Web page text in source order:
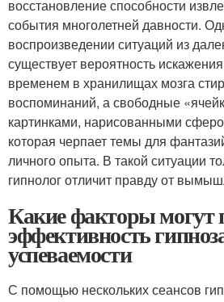
восстановление способности
события многолетней давности.
воспроизведении ситуаций из
существует вероятность
временем в хранилищах мозга
воспоминаний, а свободные
картинками, нарисованными
которая черпает темы для
личного опыта. В такой ситуации
гипнолог отличит правду от
Какие факторы могут
эффективность
успеваемости
С помощью нескольких сеансов